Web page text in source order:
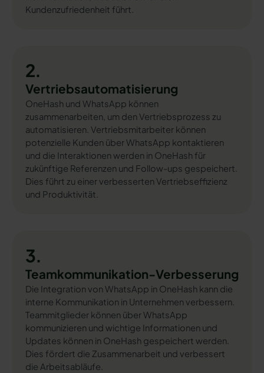
Kundenzufriedenheit führt.
2.
Vertriebsautomatisierung
OneHash und WhatsApp können
zusammenarbeiten, um den Vertriebsprozess zu
automatisieren. Vertriebsmitarbeiter können
potenzielle Kunden über WhatsApp kontaktieren
und die Interaktionen werden in OneHash für
zukünftige Referenzen und Follow-ups gespeichert.
Dies führt zu einer verbesserten Vertriebseffizienz
und Produktivität.
3.
Teamkommunikation-Verbesserung
Die Integration von WhatsApp in OneHash kann die
interne Kommunikation in Unternehmen verbessern.
Teammitglieder können über WhatsApp
kommunizieren und wichtige Informationen und
Updates können in OneHash gespeichert werden.
Dies fördert die Zusammenarbeit und verbessert
die Arbeitsabläufe.